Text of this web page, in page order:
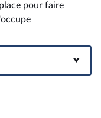
pour faire